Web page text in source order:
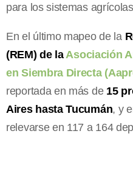
para los sistemas
En el último mapeo de la
(REM) de la Asociación
en Siembra Directa
reportada en más de 15
Aires hasta Tucumán, y
relevarse en 117 a 164